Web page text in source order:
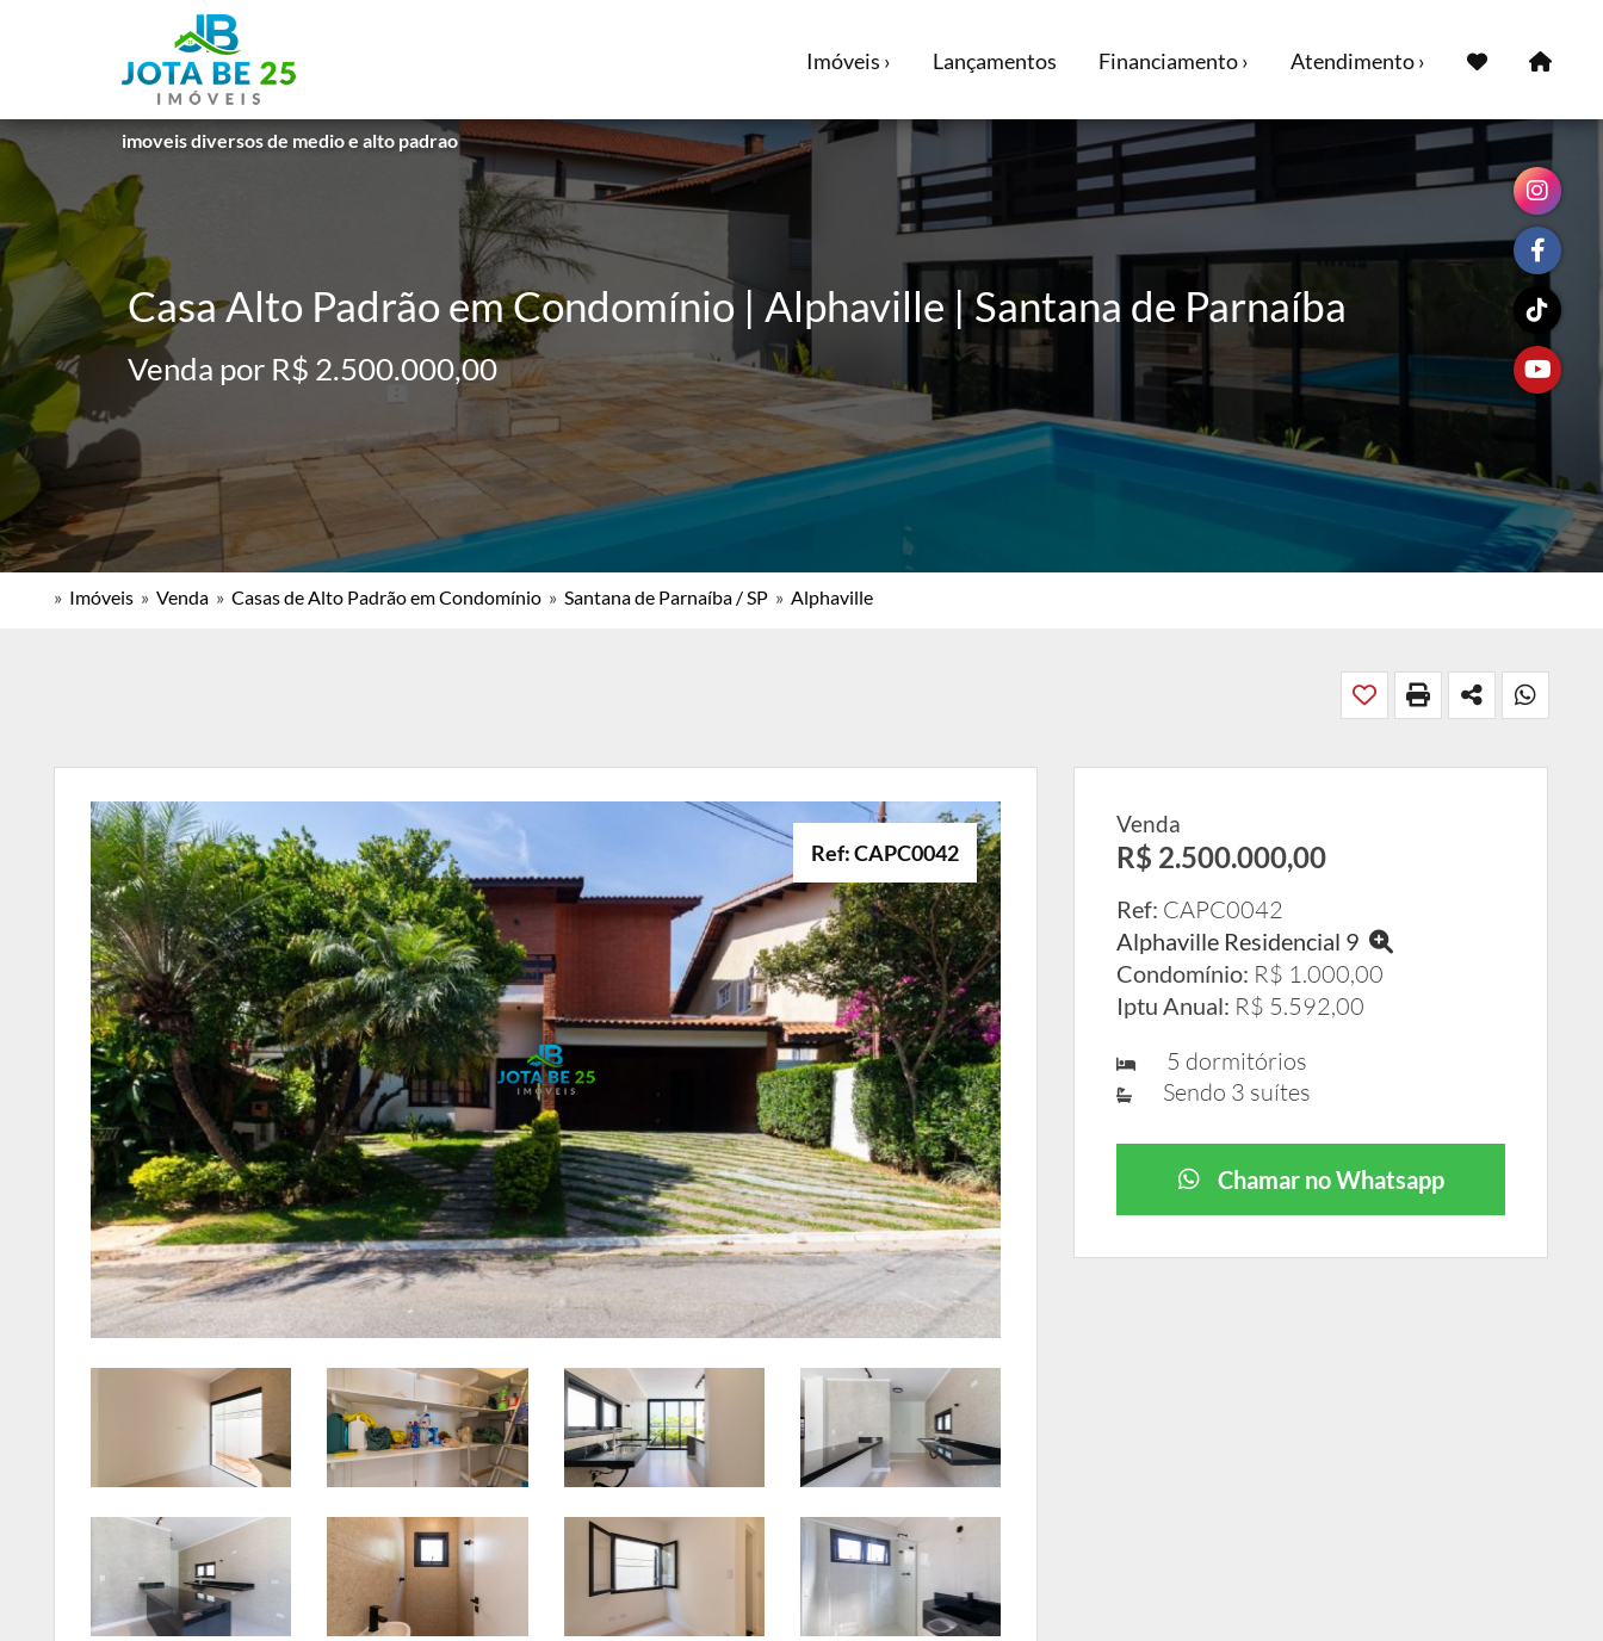
imoveis diversos de medio e alto padrao
Imóveis › Lançamentos Financiamento › Atendimento ›
Casa Alto Padrão em Condomínio | Alphaville | Santana de Parnaíba
Venda por R$ 2.500.000,00
» Imóveis » Venda » Casas de Alto Padrão em Condomínio » Santana de Parnaíba / SP » Alphaville
Ref: CAPC0042
Venda
R$ 2.500.000,00
Ref: CAPC0042
Alphaville Residencial 9
Condomínio: R$ 1.000,00
Iptu Anual: R$ 5.592,00
5 dormitórios
Sendo 3 suítes
Chamar no Whatsapp